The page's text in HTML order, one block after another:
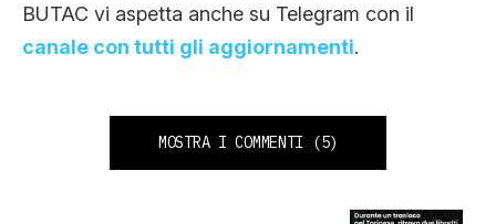
BUTAC vi aspetta anche su Telegram con il
canale con tutti gli aggiornamenti.
MOSTRA I COMMENTI (5)